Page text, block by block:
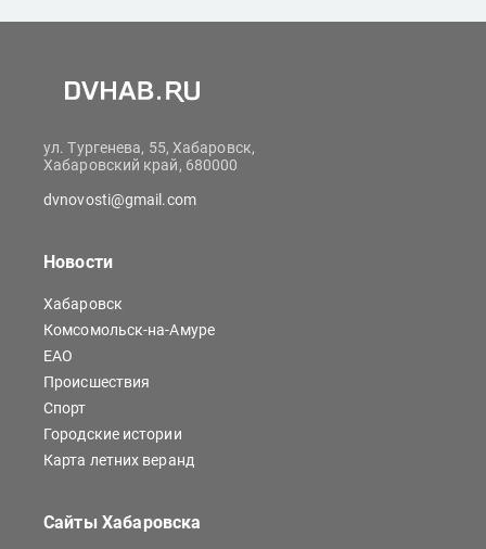
ул. Тургенева, 55, Хабаровск,
Хабаровский край, 680000
dvnovosti@gmail.com
Новости
Хабаровск
Комсомольск-на-Амуре
ЕАО
Происшествия
Спорт
Городские истории
Карта летних веранд
Сайты Хабаровска